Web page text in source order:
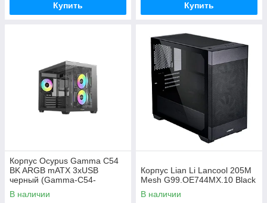
Купить Купить
Корпус Ocypus Gamma C54
BK ARGB mATX 3xUSB
черный (Gamma-C54-
BKD300XX-GL)
В наличии
Корпус Lian Li Lancool 205M
Mesh G99.OE744MX.10 Black
В наличии